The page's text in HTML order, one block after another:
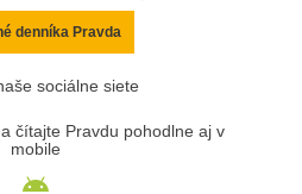
denníka Pravda
sociálne siete
čítajte Pravdu pohodlne aj v
mobile